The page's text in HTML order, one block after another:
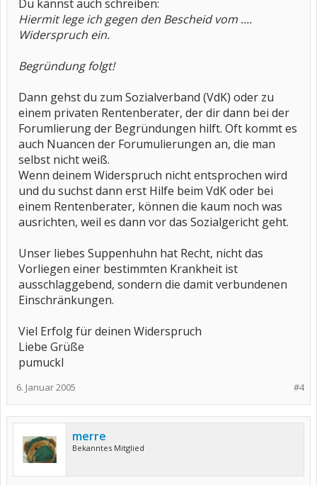
Du kannst auch schreiben:
Hiermit lege ich gegen den Bescheid vom ....
Widerspruch ein.
Begründung folgt!
Dann gehst du zum Sozialverband (VdK) oder zu
einem privaten Rentenberater, der dir dann bei der
Forumlierung der Begründungen hilft. Oft kommt es
auch Nuancen der Forumulierungen an, die man
selbst nicht weiß.
Wenn deinem Widerspruch nicht entsprochen wird
und du suchst dann erst Hilfe beim VdK oder bei
einem Rentenberater, können die kaum noch was
ausrichten, weil es dann vor das Sozialgericht geht.
Unser liebes Suppenhuhn hat Recht, nicht das
Vorliegen einer bestimmten Krankheit ist
ausschlaggebend, sondern die damit verbundenen
Einschränkungen.
Viel Erfolg für deinen Widerspruch
Liebe Grüße
pumuckl
#4
6. Januar 2005
merre
Bekanntes Mitglied